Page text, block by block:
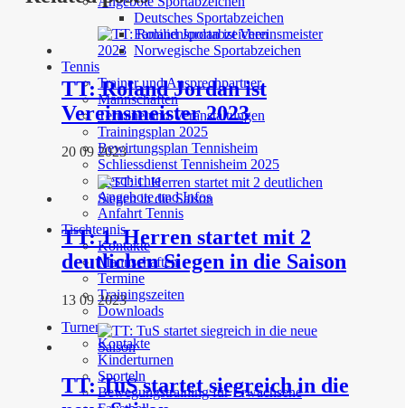
Deutsches Sportabzeichen
Familiensportabzeichen
Norwegische Sportabzeichen
Tennis
Trainer und Ansprechpartner
Mannschaften
Termine und Veranstaltungen
Trainingsplan 2025
Bewirtungsplan Tennisheim
Schliessdienst Tennisheim 2025
Geschichte
Angebote und Infos
Anfahrt Tennis
Tischtennis
Kontakte
Mannschaften
Termine
Trainingszeiten
Downloads
Turnen
Kontakte
Kinderturnen
Sporteln
Bewegungstraining für Erwachsene
TT: Roland Jordan ist
Vereinsmeister 2023
20 09 2023
TT: 1. Herren startet mit 2
deutlichen Siegen in die Saison
13 09 2023
TT: TuS startet siegreich in die